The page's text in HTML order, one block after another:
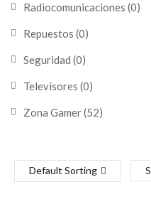
Radiocomunicaciones (0)
Repuestos (0)
Seguridad (0)
Televisores (0)
Zona Gamer(52)
Default Sorting